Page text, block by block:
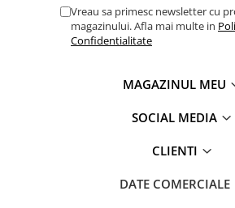
Vreau sa primesc newsletter cu
magazinului. Afla mai multe in
Confidentialitate
MAGAZINUL MEU
SOCIAL MEDIA
CLIENTI
DATE COMERCIALE